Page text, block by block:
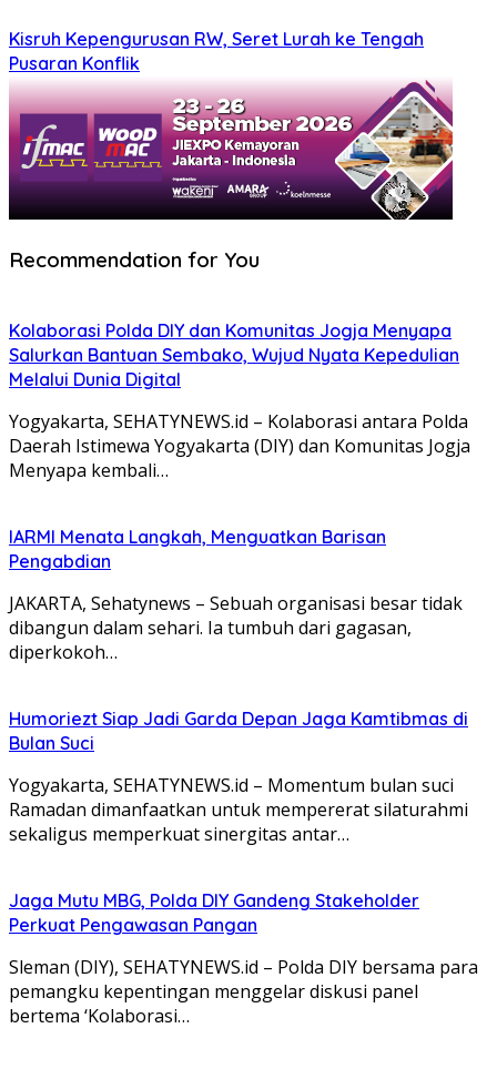
Kisruh Kepengurusan RW, Seret Lurah ke Tengah
Pusaran Konflik
Recommendation for You
Kolaborasi Polda DIY dan Komunitas Jogja Menyapa
Salurkan Bantuan Sembako, Wujud Nyata Kepedulian
Melalui Dunia Digital
Yogyakarta, SEHATYNEWS.id – Kolaborasi antara Polda
Daerah Istimewa Yogyakarta (DIY) dan Komunitas Jogja
Menyapa kembali…
IARMI Menata Langkah, Menguatkan Barisan
Pengabdian
JAKARTA, Sehatynews – Sebuah organisasi besar tidak
dibangun dalam sehari. Ia tumbuh dari gagasan,
diperkokoh…
Humoriezt Siap Jadi Garda Depan Jaga Kamtibmas di
Bulan Suci
Yogyakarta, SEHATYNEWS.id – Momentum bulan suci
Ramadan dimanfaatkan untuk mempererat silaturahmi
sekaligus memperkuat sinergitas antar…
Jaga Mutu MBG, Polda DIY Gandeng Stakeholder
Perkuat Pengawasan Pangan
Sleman (DIY), SEHATYNEWS.id – Polda DIY bersama para
pemangku kepentingan menggelar diskusi panel
bertema ‘Kolaborasi…